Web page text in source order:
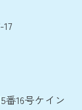
16号ケイン